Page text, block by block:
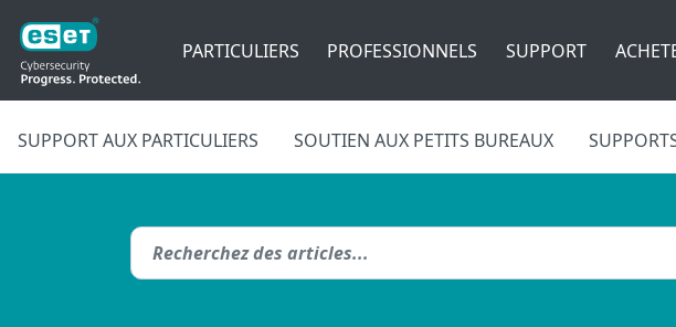
PARTICULIERS PROFESSIONNELS SUPPORT
SUPPORT AUX PARTICULIERS SOUTIEN AUX PETITS BUREAUX